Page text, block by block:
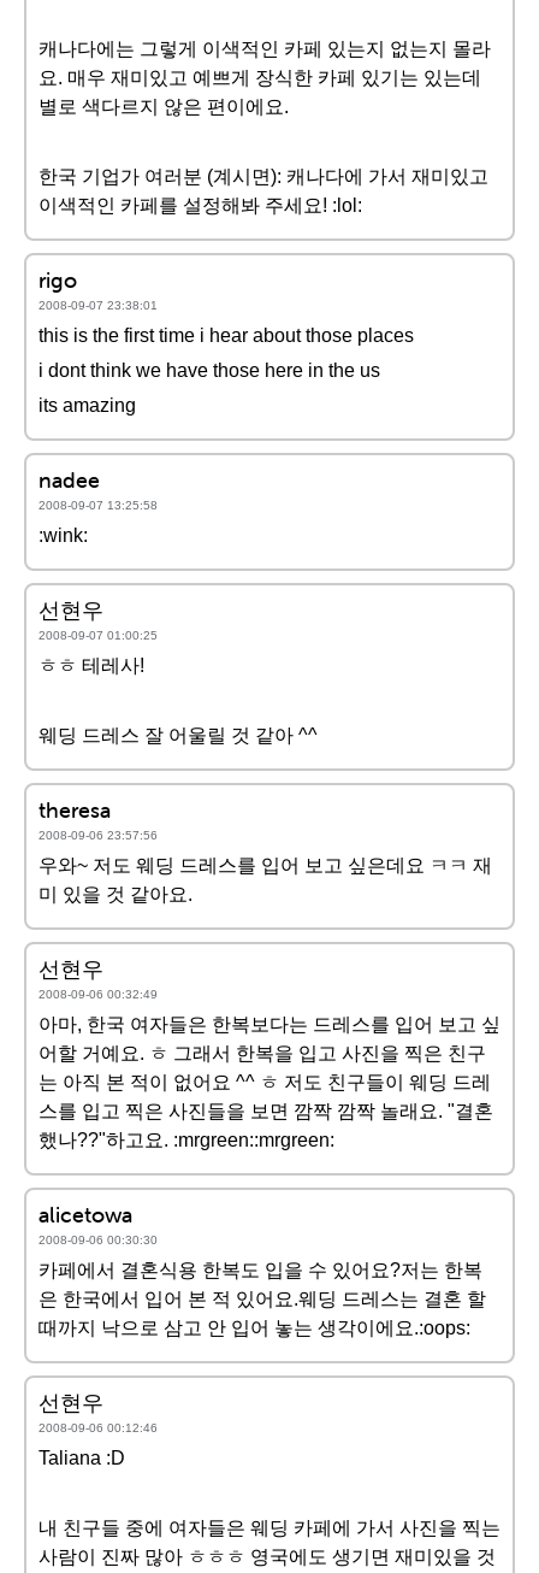
캐나다에는 그렇게 이색적인 카페 있는지 없는지 몰라
요. 매우 재미있고 예쁘게 장식한 카페 있기는 있는데
별로 색다르지 않은 편이에요.
한국 기업가 여러분 (계시면): 캐나다에 가서 재미있고
이색적인 카페를 설정해봐 주세요! :lol:
rigo
2008-09-07 23:38:01
this is the first time i hear about those places
i dont think we have those here in the us
its amazing
nadee
2008-09-07 13:25:58
:wink:
선현우
2008-09-07 01:00:25
ㅎㅎ 테레사!
웨딩 드레스 잘 어울릴 것 같아 ^^
theresa
2008-09-06 23:57:56
우와~ 저도 웨딩 드레스를 입어 보고 싶은데요 ㅋㅋ 재
미 있을 것 같아요.
선현우
2008-09-06 00:32:49
아마, 한국 여자들은 한복보다는 드레스를 입어 보고 싶
어할 거예요. ㅎ 그래서 한복을 입고 사진을 찍은 친구
는 아직 본 적이 없어요 ^^ ㅎ 저도 친구들이 웨딩 드레
스를 입고 찍은 사진들을 보면 깜짝 깜짝 놀래요. "결혼
했나??"하고요. :mrgreen::mrgreen:
alicetowa
2008-09-06 00:30:30
카페에서 결혼식용 한복도 입을 수 있어요?저는 한복
은 한국에서 입어 본 적 있어요.웨딩 드레스는 결혼 할
때까지 낙으로 삼고 안 입어 놓는 생각이에요.:oops:
선현우
2008-09-06 00:12:46
Taliana :D
내 친구들 중에 여자들은 웨딩 카페에 가서 사진을 찍는
사람이 진짜 많아 ㅎㅎㅎ 영국에도 생기면 재미있을 것